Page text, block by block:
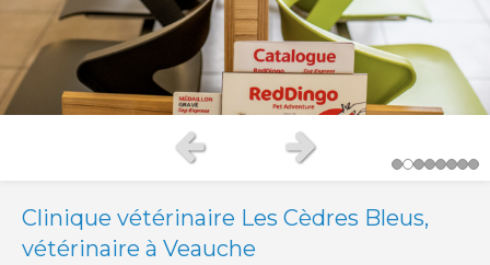
Slide précédentSlide suivant
Clinique vétérinaire Les Cèdres Bleus,
vétérinaire à Veauche